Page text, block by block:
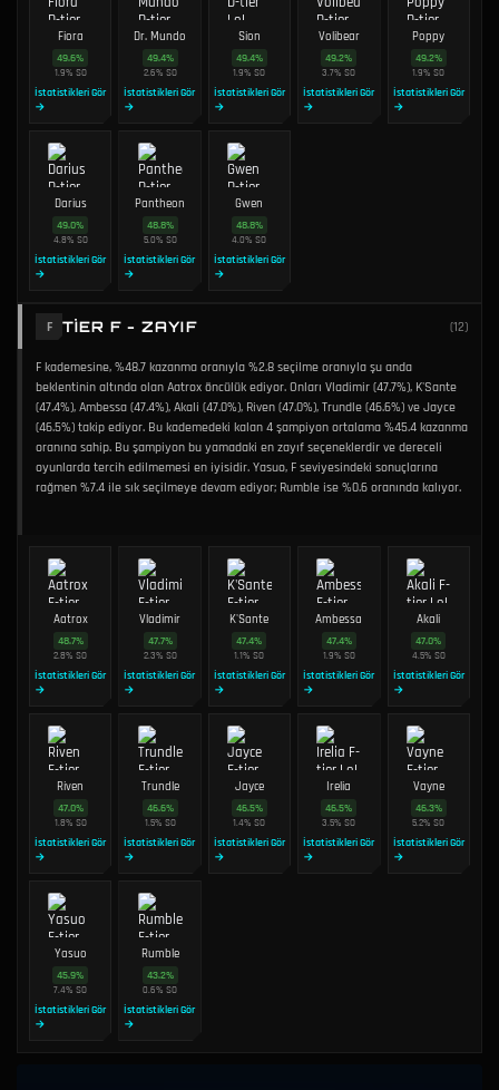
Fiora
49.6%
1.9% SO
İstatistikleri Gör
→
Dr. Mundo
49.4%
2.6% SO
İstatistikleri Gör
→
Sion
49.4%
1.9%SO
İstatistikleri Gör
→
Volibear
49.2%
3.7%SO
İstatistikleri Gör
→
Poppy
49.2%
1.9%SO
İstatistikleri Gör
→
Darius
49.0%
4.8% SO
İstatistikleri Gör
→
Pantheon
48.8%
5.0% SO
İstatistikleri Gör
→
Gwen
48.8%
4.0%SO
İstatistikleri Gör
→
F TIER F - ZAYIF (12)
F kademesine, %48.7 kazanma oranıyla %2.8 seçilme oranıyla şu anda
beklentinin altında olan Aatrox öncülük ediyor. Onları Vladimir (47.7%), K'Sante
(47.4%), Ambessa (47.4%), Akali (47.0%), Riven (47.0%), Trundle (46.6%) ve Jayce
(46.5%) takip ediyor. Bu kademedeki kalan 4 şampiyon ortalama %45.4 kazanma
oranına sahip. Bu şampiyon bu yamadaki en zayıf seçeneklerdir ve dereceli
oyunlarda tercih edilmemesi en iyisidir. Yasuo, F seviyesindeki sonuçlarına
rağmen %7.4 ile sık seçilmeye devam ediyor; Rumble ise %0.6 oranında kalıyor.
Aatrox
48.7%
2.8%SO
İstatistikleri Gör
→
Vladimir
47.7%
2.3% SO
İstatistikleri Gör
→
K'Sante
47.4%
1.1%SO
İstatistikleri Gör
→
Ambessa
47.4%
1.9% SO
İstatistikleri Gör
→
Akali
47.0%
4.5% SO
İstatistikleri Gör
→
Riven
47.0%
1.8% SO
İstatistikleri Gör
→
Trundle
46.6%
1.5% SO
İstatistikleri Gör
→
Jayce
46.5%
1.4%SO
İstatistikleri Gör
→
Irelia
46.5%
3.5%SO
İstatistikleri Gör
→
Vayne
46.3%
5.2%SO
İstatistikleri Gör
→
Yasuo
45.9%
7.4%SO
İstatistikleri Gör
→
Rumble
43.2%
0.6%SO
İstatistikleri Gör
→